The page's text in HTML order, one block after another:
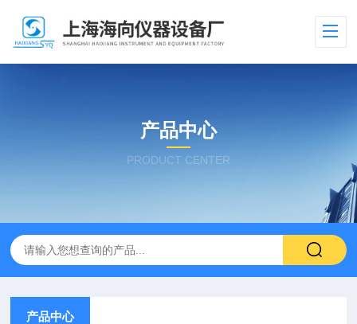
产品中心
PRODUCT CENTER
产品中心